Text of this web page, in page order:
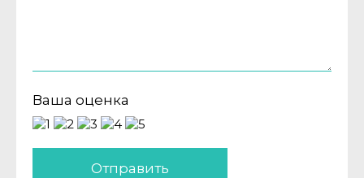
Ваша оценка
Отправить